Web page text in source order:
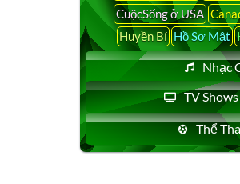
CuộcSống ở USA
Huyền Bí Hồ Sơ Mật
Nhạc
TV
Thể